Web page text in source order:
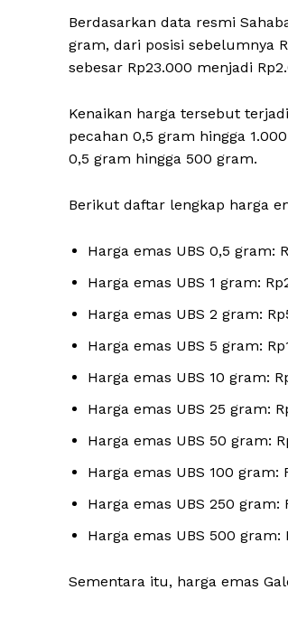
Berdasarkan data resmi
gram, dari posisi sebelumnya
sebesar Rp23.000 menjadi
Kenaikan harga tersebut
pecahan 0,5 gram hingga
0,5 gram hingga 500 gram.
Berikut daftar lengkap harga
Harga emas UBS 0,5 gram:
Harga emas UBS 1 gram:
Harga emas UBS 2 gram:
Harga emas UBS 5 gram:
Harga emas UBS 10 gram:
Harga emas UBS 25 gram:
Harga emas UBS 50 gram:
Harga emas UBS 100 gram:
Harga emas UBS 250 gram:
Harga emas UBS 500 gram:
Sementara itu, harga emas